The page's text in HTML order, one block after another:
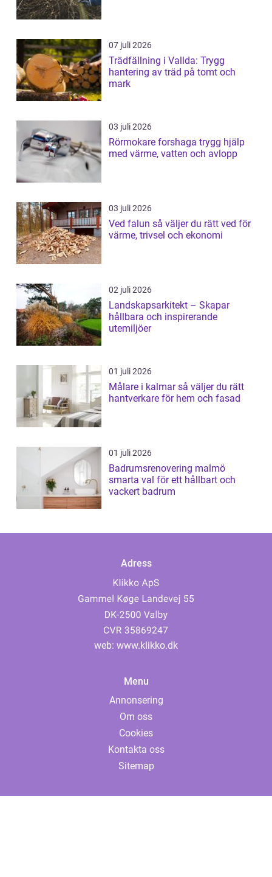
07 juli 2026
Trädfällning i Vallda: Trygg
hantering av träd på tomt och
mark
03 juli 2026
Rörmokare forshaga trygg hjälp
med värme, vatten och avlopp
03 juli 2026
Ved falun så väljer du rätt ved för
värme, trivsel och ekonomi
02 juli 2026
Landskapsarkitekt – Skapar
hållbara och inspirerande
utemiljöer
01 juli 2026
Målare i kalmar så väljer du rätt
hantverkare för hem och fasad
01 juli 2026
Badrumsrenovering malmö
smarta val för ett hållbart och
vackert badrum
Adress
web: www.klikko.dk
Menu
Annonsering
Om oss
Cookies
Kontakta oss
Sitemap